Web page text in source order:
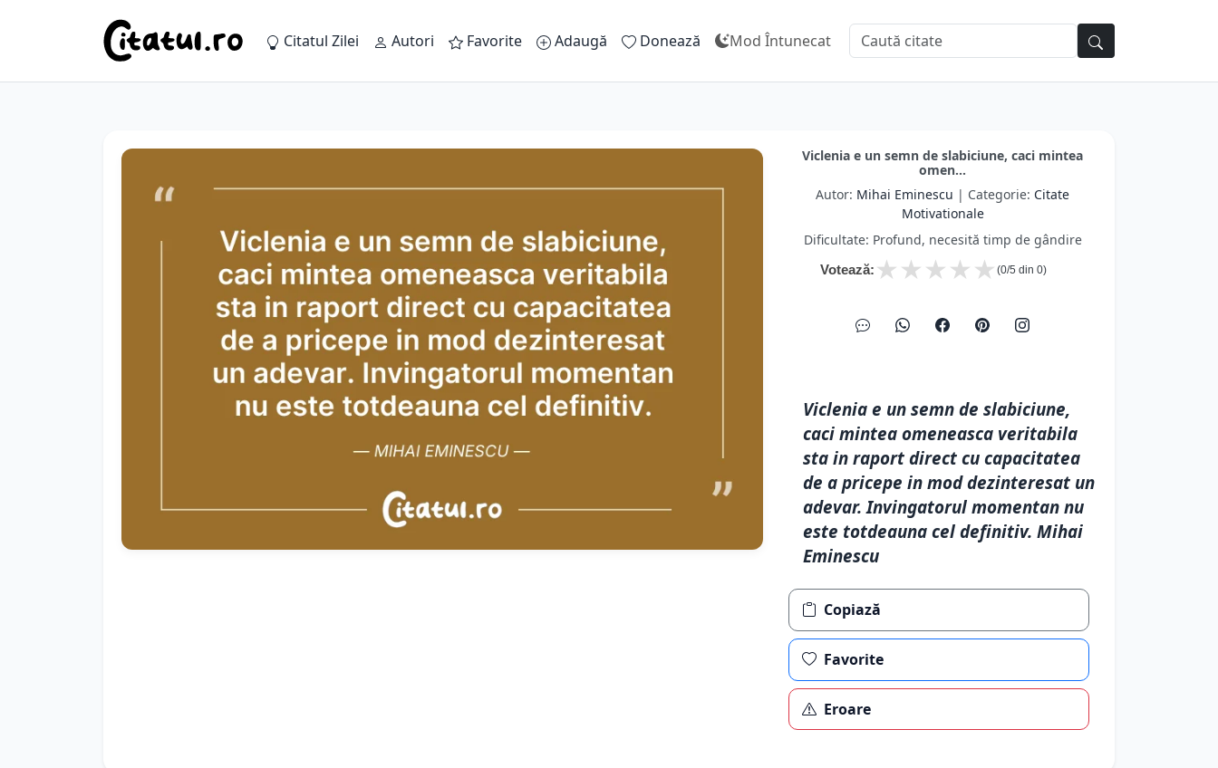
Citatul Zilei Autori Favorite Adaugă Donează Mod Întunecat
Viclenia e un semn de slabiciune, caci mintea
omen...
Autor: Mihai Eminescu | Categorie: Citate
Motivationale
Dificultate: Profund, necesită timp de gândire
Votează: ★
★
★
★
★ (0/5 din 0)
Viclenia e un semn de slabiciune,
caci mintea omeneasca veritabila
sta in raport direct cu capacitatea
de a pricepe in mod dezinteresat un
adevar. Invingatorul momentan nu
este totdeauna cel definitiv. Mihai
Eminescu
Copiază
Favorite
Eroare